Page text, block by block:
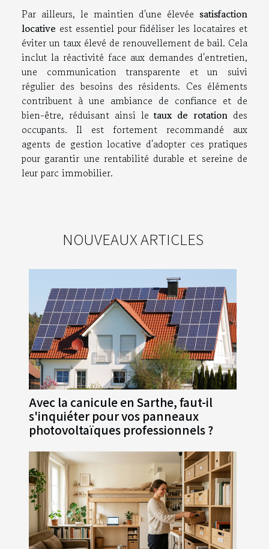
Par ailleurs, le maintien d'une élevée satisfaction
locative est essentiel pour fidéliser les locataires et
éviter un taux élevé de renouvellement de bail. Cela
inclut la réactivité face aux demandes d'entretien,
une communication transparente et un suivi
régulier des besoins des résidents. Ces éléments
contribuent à une ambiance de confiance et de
bien-être, réduisant ainsi letaux de rotation des
occupants. Il est fortement recommandé aux
agents de gestion locative d'adopter ces pratiques
pour garantir une rentabilité durable et sereine de
leur parc immobilier.
NOUVEAUX ARTICLES
Avec la canicule en Sarthe, faut-il
s'inquiéter pour vos panneaux
photovoltaïques professionnels ?